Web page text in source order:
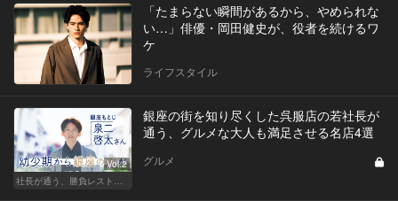
「たまらない瞬間があるから、やめられな
い…」俳優・岡田健史が、役者を続けるワ
ケ
ライフスタイル
Vol.2
社長が通う、勝負レストラン
銀座の街を知り尽くした呉服店の若社長が
通う、グルメな大人も満足させる名店4選
グルメ